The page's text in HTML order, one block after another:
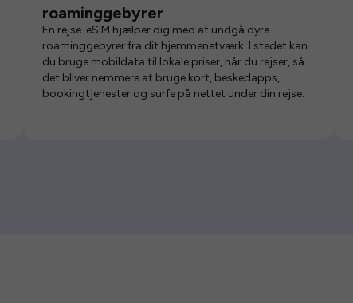
roaminggebyrer
En rejse-eSIM hjælper dig med at undgå dyre
roaminggebyrer fra dit hjemmenetværk. I stedet kan
du bruge mobildata til lokale priser, når du rejser, så
det bliver nemmere at bruge kort, beskedapps,
bookingtjenester og surfe på nettet under din rejse.